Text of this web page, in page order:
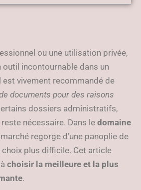
ou une utilisation privée,
outil incontournable dans un
est vivement recommandé de
documents pour des raisons
dossiers administratifs,
nécessaire. Dans le domaine
marché regorge d’une panoplie de
plus difficile. Cet article
choisir la meilleure et la plus
.